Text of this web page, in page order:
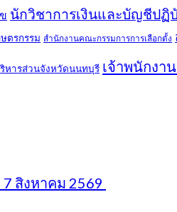
นักวิชาการเงินและบัญชีปฏิ
ตรกรรม สำนักงานคณะกรรมการการเลือกตั้ง
หารส่วนจังหวัดนนทบุรี เจ้าพนักงา
สิงหาคม 2569